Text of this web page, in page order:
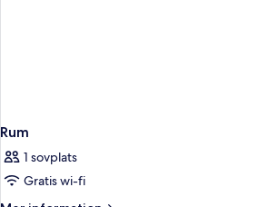
Rum
1 sovplats
Gratis wi-fi